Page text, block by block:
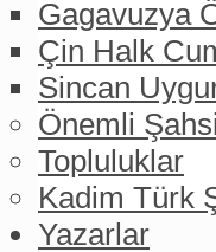
Gagavuzya
Çin Halk
Sincan
Önemli
Topluluklar
Kadim Türk
Yazarlar